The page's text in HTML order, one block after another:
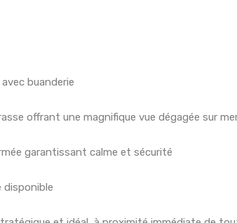
buanderie
offrant une magnifique vue dégagée sur
garantissant calme et sécurité
disponible